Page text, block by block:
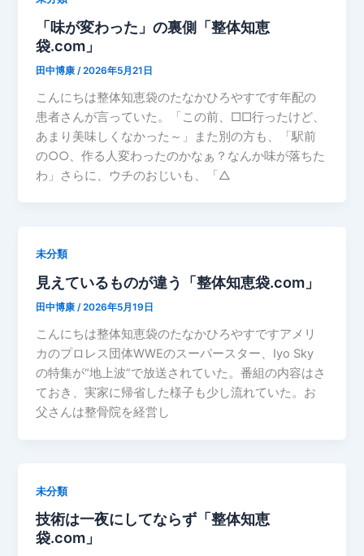
「味が変わった」の裏側「整体知恵
袋.com」
田中博康 /2026年5月21日
こんにちは整体知恵袋のたなかひろやすです年配の
患者さんが言っていた。「この前、□□行ったけど、
あまり美味しくなかった～」また別の方も、「駅前
の○○、作る人変わったのかなぁ？なんか味が落ちた
わ」さらに、ウチのおじいも、「△
未分類
見えているものが違う「整体知恵袋.com」
田中博康/2026年5月19日
こんにちは整体知恵袋のたなかひろやすですアメリ
カのプロレス団体WWEのスーパースター、Iyo Sky
の特集が“地上波”で放送されていた。番組の内容はさ
ておき、実家に帰省した様子も少し流れていた。お
父さんは整骨院を経営し
未分類
技術は一夜にしてならず「整体知恵
袋.com」